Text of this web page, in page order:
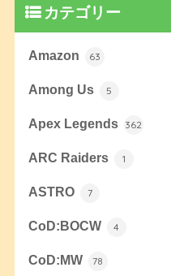
カテゴリー
Amazon 63
Among Us 5
Apex Legends 362
ARC Raiders 1
ASTRO 7
CoD:BOCW 4
CoD:MW 78